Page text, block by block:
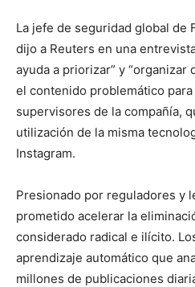
La jefe de seguridad global de
dijo a Reuters en una
ayuda a priorizar” y “organizar
el contenido problemático
supervisores de la compañía,
utilización de la misma
Instagram.
Presionado por reguladores y
prometido acelerar la
considerado radical e ilícito.
aprendizaje automático que
millones de publicaciones